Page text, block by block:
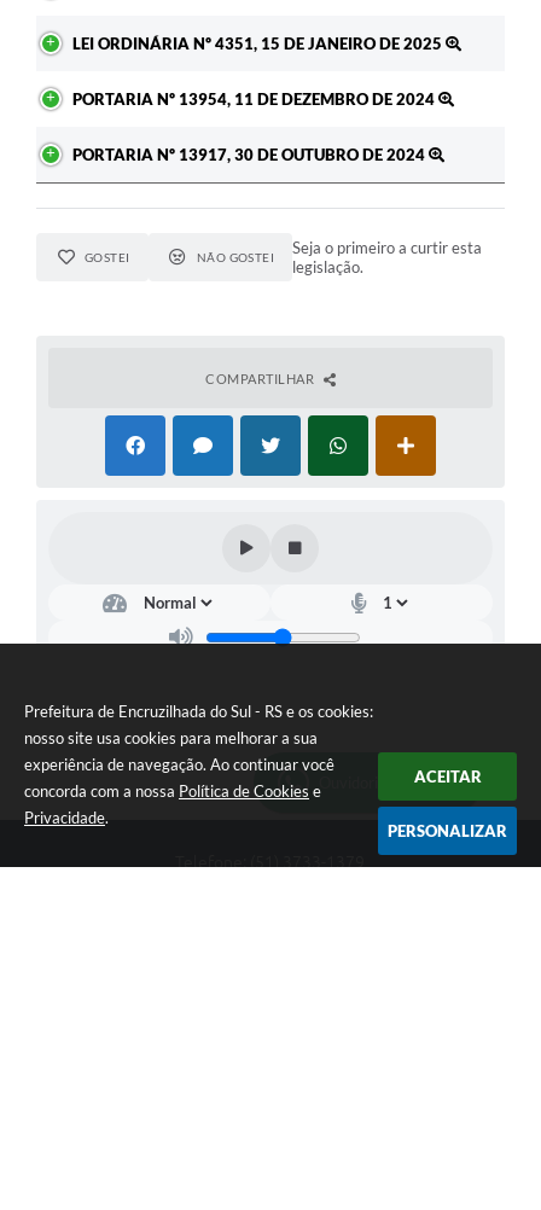
Prefeitura de Encruzilhada do Sul - RS e os cookies:
nosso site usa cookies para melhorar a sua
experiência de navegação. Ao continuar você
concorda com a nossa Política de Cookies e
Privacidade.
ACEITAR
PERSONALIZAR
LEI ORDINÁRIA Nº 4351, 15 DE JANEIRO DE 2025
PORTARIA Nº 13954, 11 DE DEZEMBRO DE 2024
PORTARIA Nº 13917, 30 DE OUTUBRO DE 2024
GOSTEI NÃO GOSTEI
Seja o primeiro a curtir esta
legislação.
COMPARTILHAR
Ouvidoria Municipal